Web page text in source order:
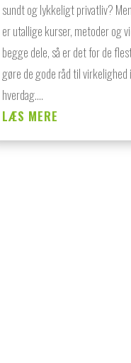
sundt og lykkeligt privatliv?
er utallige kurser, metoder og
begge dele, så er det for de
gøre de gode råd til virkelighed
hverdag....
LÆS MERE